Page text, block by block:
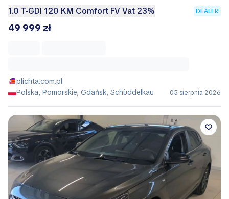
1.0 T-GDI 120 KM Comfort FV Vat 23% DEALER
49 999 zł
plichta.com.pl
Polska, Pomorskie, Gdańsk, Schüddelkau
05 sierpnia 2026